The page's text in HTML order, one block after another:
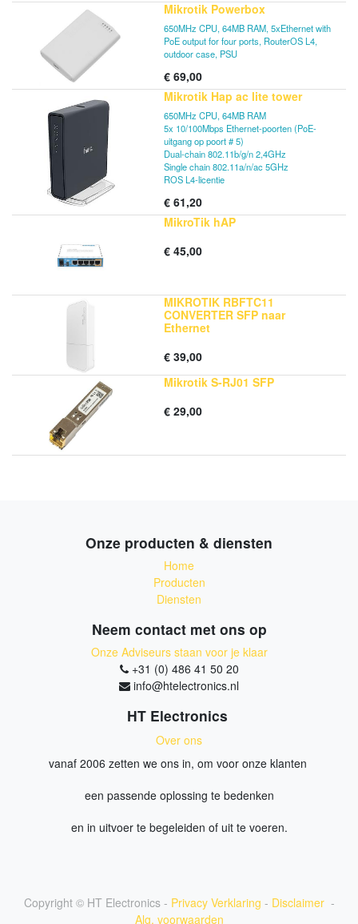
Mikrotik Powerbox
650MHz CPU, 64MB RAM, 5xEthernet with
PoE output for four ports, RouterOS L4,
outdoor case, PSU
€ 69,00
Mikrotik Hap ac lite tower
650MHz CPU, 64MB RAM
5x 10/100Mbps Ethernet-poorten (PoE-
uitgang op poort # 5)
Dual-chain 802.11b/g/n 2,4GHz
Single chain 802.11a/n/ac 5GHz
ROS L4-licentie
€ 61,20
MikroTik hAP
€ 45,00
MIKROTIK RBFTC11
CONVERTER SFP naar
Ethernet
€ 39,00
Mikrotik S-RJ01 SFP
€ 29,00
Onze producten & diensten
Home
Producten
Diensten
Neem contact met ons op
Onze Adviseurs staan voor je klaar
+31 (0) 486 41 50 20
info@htelectronics.nl
HT Electronics
Over ons
vanaf 2006 zetten we ons in, om voor onze klanten
een passende oplossing te bedenken
en in uitvoer te begeleiden of uit te voeren.
Copyright © HT Electronics - Privacy Verklaring - Disclaimer -
Alg. voorwaarden